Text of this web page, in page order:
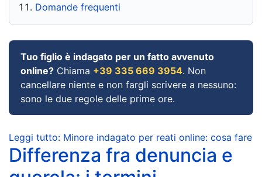
Domande frequenti
Tuo figlio è indagato per un fatto avvenuto
online? Chiama +39 335 669 3954. Non
cancellare niente e non fargli scrivere a nessuno:
sono le due regole delle prime ore.
Leggi tutto: Minore indagato per reati online: cosa fare
Differenza fra denuncia e